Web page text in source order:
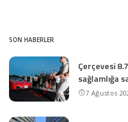
SON HABERLER
Çerçevesi
sağlamlığa
7 Ağustos